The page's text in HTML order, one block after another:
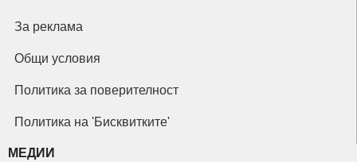
За реклама
Общи условия
Политика за поверителност
Политика на 'Бисквитките'
МЕДИИ